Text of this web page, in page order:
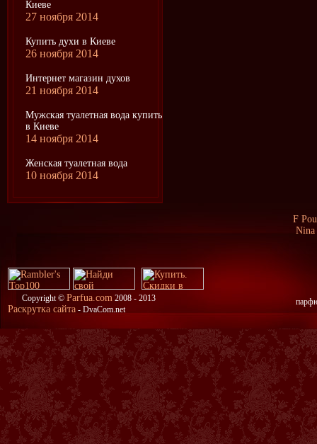
Киеве
27 ноября 2014
Купить духи в Киеве
26 ноября 2014
Интернет магазин духов
21 ноября 2014
Мужская туалетная вода купить
в Киеве
14 ноября 2014
Женская туалетная вода
10 ноября 2014
F
Nina
Copyright © Parfua.com 2008 - 2013
Раскрутка сайта - DvaCom.net